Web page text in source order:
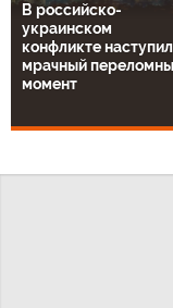
В российско-
украинском
конфликте наступил
мрачный
момент